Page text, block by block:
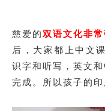
慈爱的双语文化非常
后，大家都上中文
识字和听写，英文
完成。所以孩子的